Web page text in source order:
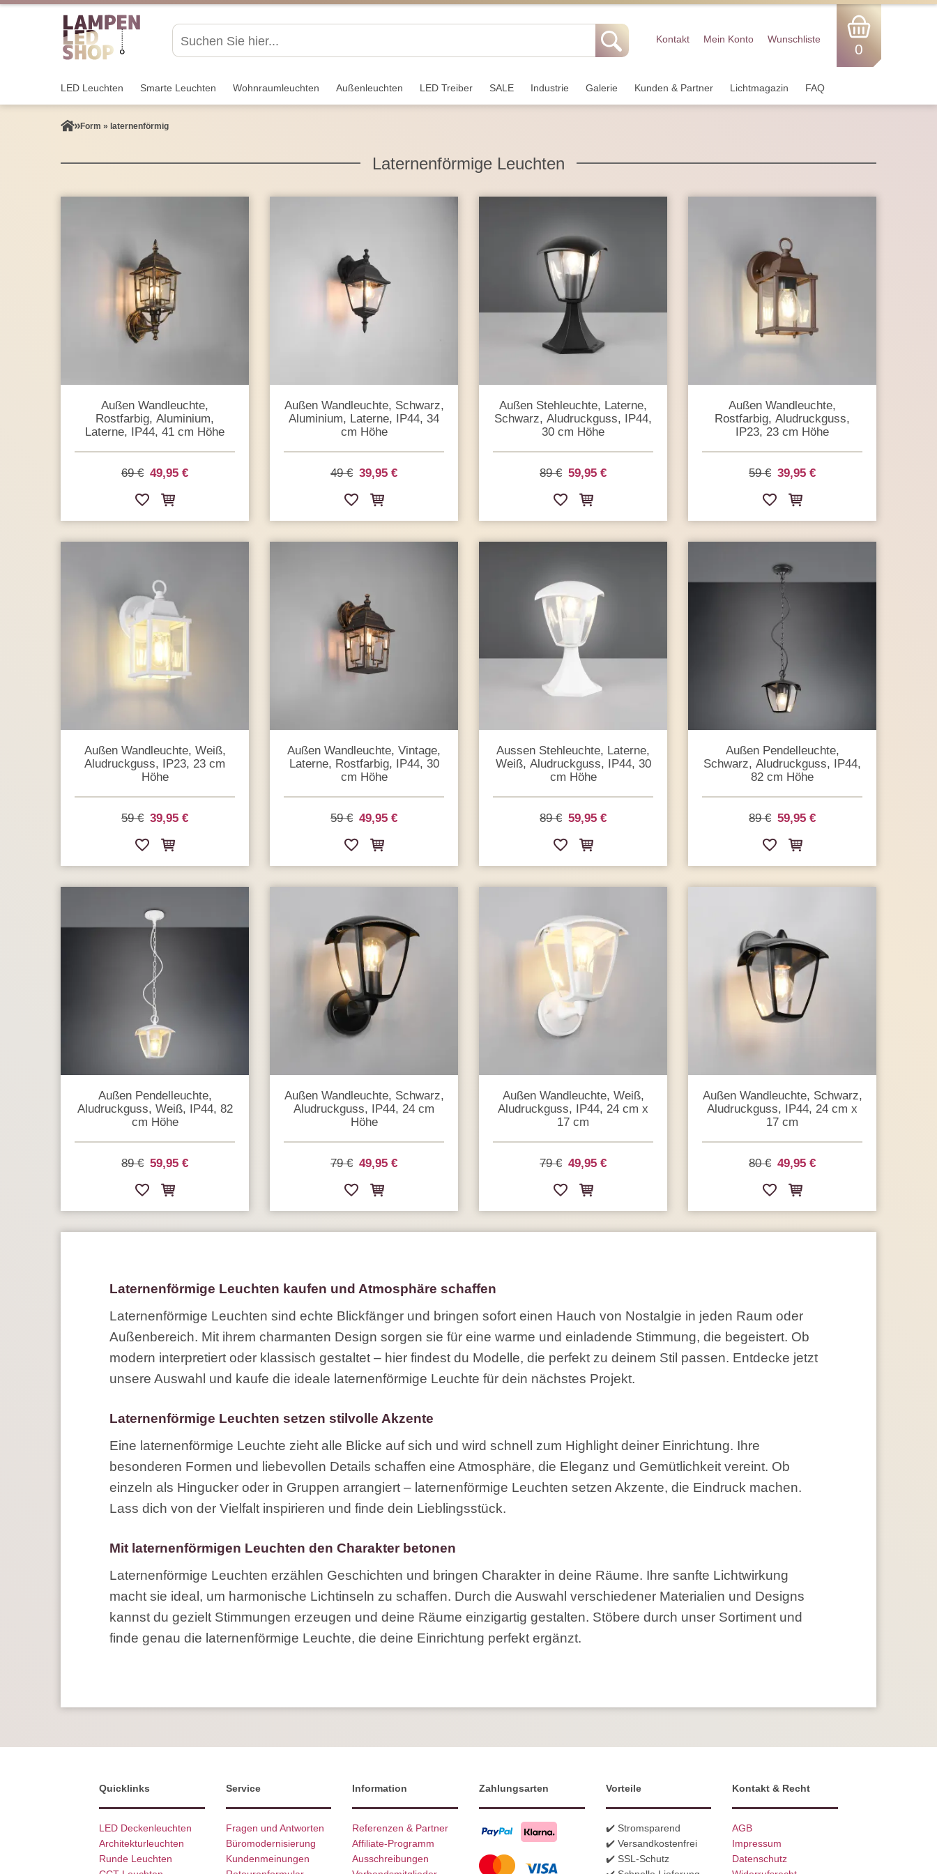
Kontakt Mein Konto Wunschliste
0
LED Leuchten Smarte Leuchten Wohnraum­leuchten Außen­leuchten LED Treiber SALE Industrie Galerie Kunden & Partner Lichtmagazin FAQ
Form » laternenförmig
Laternenförmige Leuchten
Außen Wandleuchte,
Rostfarbig, Aluminium,
Laterne, IP44, 41 cm Höhe
69 € 49,95 €
Außen Wandleuchte, Schwarz,
Aluminium, Laterne, IP44, 34
cm Höhe
49 € 39,95 €
Außen Stehleuchte, Laterne,
Schwarz, Aludruckguss, IP44,
30 cm Höhe
89 € 59,95 €
Außen Wandleuchte,
Rostfarbig, Aludruckguss,
IP23, 23 cm Höhe
59 € 39,95 €
Außen Wandleuchte, Weiß,
Aludruckguss, IP23, 23 cm
Höhe
59 € 39,95 €
Außen Wandleuchte, Vintage,
Laterne, Rostfarbig, IP44, 30
cm Höhe
59 € 49,95 €
Aussen Stehleuchte, Laterne,
Weiß, Aludruckguss, IP44, 30
cm Höhe
89 € 59,95 €
Außen Pendelleuchte,
Schwarz, Aludruckguss, IP44,
82 cm Höhe
89 € 59,95 €
Außen Pendelleuchte,
Aludruckguss, Weiß, IP44, 82
cm Höhe
89 € 59,95 €
Außen Wandleuchte, Schwarz,
Aludruckguss, IP44, 24 cm
Höhe
79 € 49,95 €
Außen Wandleuchte, Weiß,
Aludruckguss, IP44, 24 cm x
17 cm
79 € 49,95 €
Außen Wandleuchte, Schwarz,
Aludruckguss, IP44, 24 cm x
17 cm
80 € 49,95 €
Laternenförmige Leuchten kaufen und Atmosphäre schaffen
Laternenförmige Leuchten sind echte Blickfänger und bringen sofort einen Hauch von Nostalgie in jeden Raum oder
Außenbereich. Mit ihrem charmanten Design sorgen sie für eine warme und einladende Stimmung, die begeistert. Ob
modern interpretiert oder klassisch gestaltet – hier findest du Modelle, die perfekt zu deinem Stil passen. Entdecke jetzt
unsere Auswahl und kaufe die ideale laternenförmige Leuchte für dein nächstes Projekt.
Laternenförmige Leuchten setzen stilvolle Akzente
Eine laternenförmige Leuchte zieht alle Blicke auf sich und wird schnell zum Highlight deiner Einrichtung. Ihre
besonderen Formen und liebevollen Details schaffen eine Atmosphäre, die Eleganz und Gemütlichkeit vereint. Ob
einzeln als Hingucker oder in Gruppen arrangiert – laternenförmige Leuchten setzen Akzente, die Eindruck machen.
Lass dich von der Vielfalt inspirieren und finde dein Lieblingsstück.
Mit laternenförmigen Leuchten den Charakter betonen
Laternenförmige Leuchten erzählen Geschichten und bringen Charakter in deine Räume. Ihre sanfte Lichtwirkung
macht sie ideal, um harmonische Lichtinseln zu schaffen. Durch die Auswahl verschiedener Materialien und Designs
kannst du gezielt Stimmungen erzeugen und deine Räume einzigartig gestalten. Stöbere durch unser Sortiment und
finde genau die laternenförmige Leuchte, die deine Einrichtung perfekt ergänzt.
Quicklinks
LED Deckenleuchten
Architekturleuchten
Runde Leuchten
Service
Fragen und Antworten
Büromodernisierung
Kundenmeinungen
Information
Referenzen & Partner
Affiliate-Programm
Ausschreibungen
Zahlungsarten Vorteile
✔️ Stromsparend
✔️ Versandkostenfrei
✔️ SSL-Schutz
Kontakt & Recht
AGB
Impressum
Datenschutz